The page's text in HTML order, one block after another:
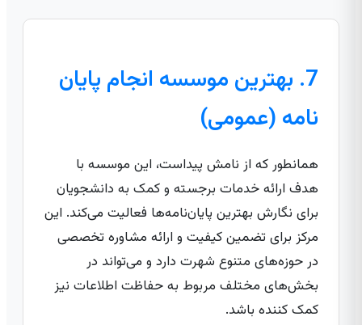
7. بهترین موسسه انجام پایان
نامه (عمومی)
همانطور که از نامش پیداست، این موسسه با
هدف ارائه خدمات برجسته و کمک به دانشجویان
برای نگارش بهترین پایان‌نامه‌ها فعالیت می‌کند. این
مرکز برای تضمین کیفیت و ارائه مشاوره تخصصی
در حوزه‌های متنوع شهرت دارد و می‌تواند در
بخش‌های مختلف مربوط به حفاظت اطلاعات نیز
کمک کننده باشد.